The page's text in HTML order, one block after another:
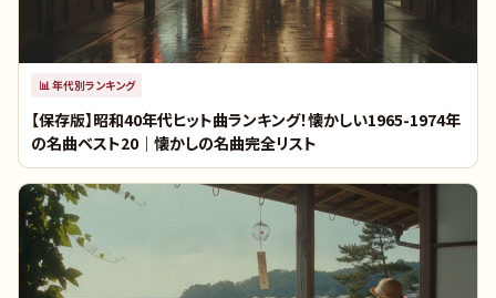
📊年代別ランキング
【保存版】昭和40年代ヒット曲ランキング！懐かしい1965-1974年
の名曲ベスト20｜懐かしの名曲完全リスト